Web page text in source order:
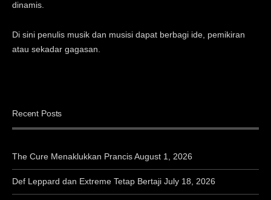
dinamis.
Di sini penulis musik dan musisi dapat berbagi ide, pemikiran
atau sekadar gagasan.
Recent Posts
The Cure Menaklukkan Prancis August 1, 2026
Def Leppard dan Extreme Tetap Bertaji July 18, 2026